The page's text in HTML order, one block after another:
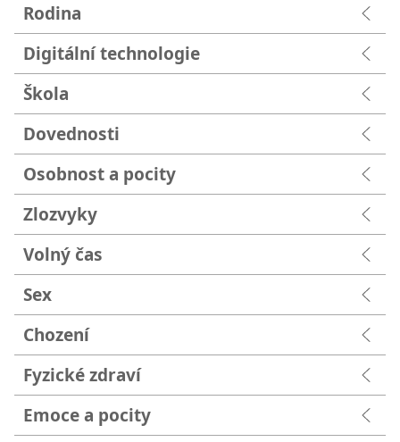
Rodina
Digitální technologie
Škola
Dovednosti
Osobnost a pocity
Zlozvyky
Volný čas
Sex
Chození
Fyzické zdraví
Emoce a pocity